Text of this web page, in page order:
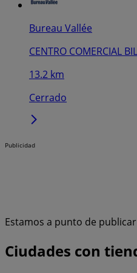
Bureau Vallée
CENTRO COMERCIAL
13.2 km
Cerrado
Publicidad
Estamos a punto de publicar
Ciudades con